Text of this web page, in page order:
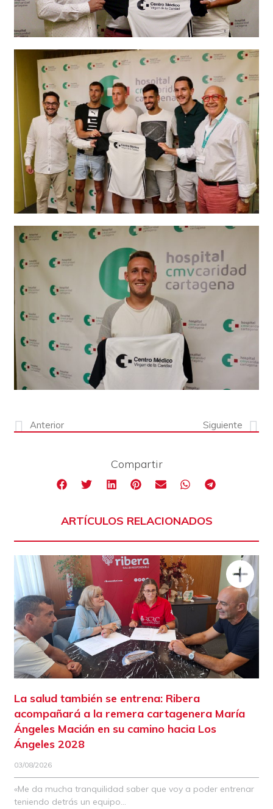
Anterior Siguiente
Compartir
ARTÍCULOS RELACIONADOS
La salud también se entrena: Ribera
acompañará a la remera cartagenera María
Ángeles Macián en su camino hacia Los
Ángeles 2028
03/08/2026
«Me da mucha tranquilidad saber que voy a poder entrenar
teniendo detrás un equipo